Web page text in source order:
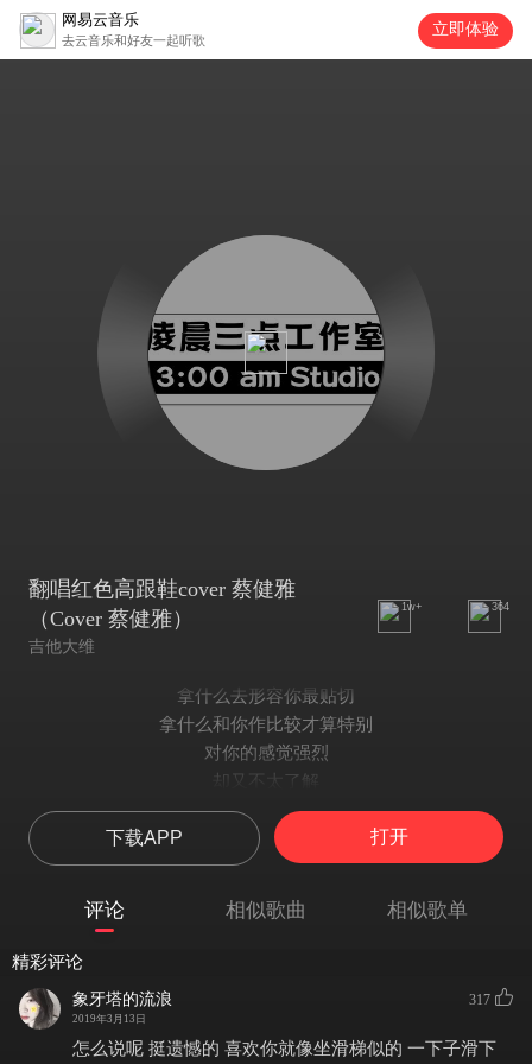
网易云音乐
去云音乐和好友一起听歌
立即体验
翻唱红色高跟鞋cover 蔡健雅
（Cover 蔡健雅）
吉他大维
1w+ 364
拿什么去形容你最贴切
拿什么和你作比较才算特别
对你的感觉强烈
却又不太了解
只凭直觉
你像我在被子里的舒服
却又像风琢磨不住
像爱不释手的 Oh~
拿什么和你作比较才算特别
对你的感觉强烈
下载APP 打开
评论 相似歌曲 相似歌单
精彩评论
象牙塔的流浪
2019年3月13日
317
怎么说呢 挺遗憾的 喜欢你就像坐滑梯似的 一下子滑下